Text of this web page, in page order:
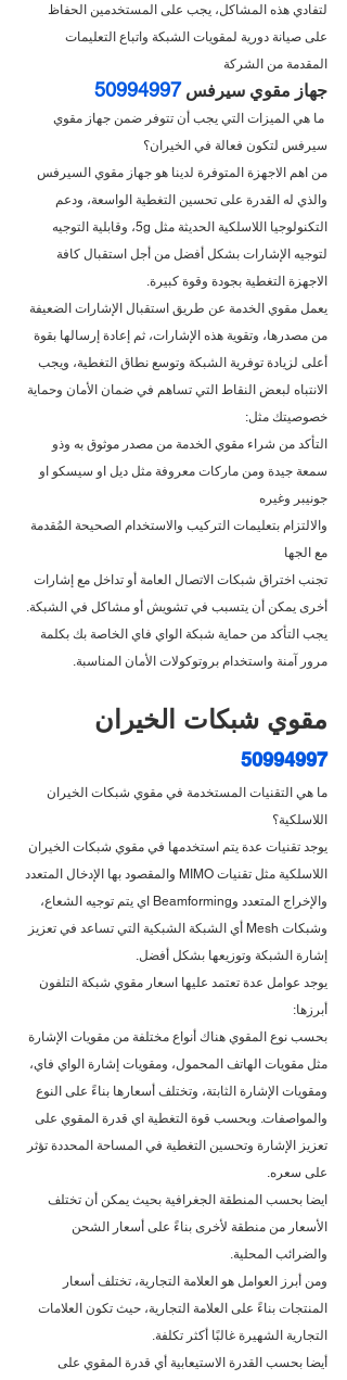
لتفادي هذه المشاكل، يجب على المستخدمين الحفاظ
على صيانة دورية لمقويات الشبكة واتباع التعليمات
المقدمة من الشركة
جهاز مقوي سيرفس 50994997
ما هي الميزات التي يجب أن تتوفر ضمن جهاز مقوي
سيرفس لتكون فعالة في الخيران؟
من اهم الاجهزة المتوفرة لدينا هو جهاز مقوي السيرفس
والذي له القدرة على تحسين التغطية الواسعة، ودعم
التكنولوجيا اللاسلكية الحديثة مثل 5g، وقابلية التوجيه
لتوجيه الإشارات بشكل أفضل من أجل استقبال كافة
الاجهزة التغطية بجودة وقوة كبيرة.
يعمل مقوي الخدمة عن طريق استقبال الإشارات الضعيفة
من مصدرها، وتقوية هذه الإشارات، ثم إعادة إرسالها بقوة
أعلى لزيادة توفرية الشبكة وتوسع نطاق التغطية، ويجب
الانتباه لبعض النقاط التي تساهم في ضمان الأمان وحماية
خصوصيتك مثل:
التأكد من شراء مقوي الخدمة من مصدر موثوق به وذو
سمعة جيدة ومن ماركات معروفة مثل ديل او سيسكو او
جونيبر وغيره
والالتزام بتعليمات التركيب والاستخدام الصحيحة المُقدمة
مع الجها
تجنب اختراق شبكات الاتصال العامة أو تداخل مع إشارات
أخرى يمكن أن يتسبب في تشويش أو مشاكل في الشبكة.
يجب التأكد من حماية شبكة الواي فاي الخاصة بك بكلمة
مرور آمنة واستخدام بروتوكولات الأمان المناسبة.
مقوي شبكات الخيران
50994997
ما هي التقنيات المستخدمة في مقوي شبكات الخيران
اللاسلكية؟
يوجد تقنيات عدة يتم استخدمها في مقوي شبكات الخيران
اللاسلكية مثل تقنيات MIMO والمقصود بها الإدخال المتعدد
والإخراج المتعدد وBeamforming اي يتم توجيه الشعاع،
وشبكات Mesh أي الشبكة الشبكية التي تساعد في تعزيز
إشارة الشبكة وتوزيعها بشكل أفضل.
يوجد عوامل عدة تعتمد عليها اسعار مقوي شبكة التلفون
أبرزها:
بحسب نوع المقوي هناك أنواع مختلفة من مقويات الإشارة
مثل مقويات الهاتف المحمول، ومقويات إشارة الواي فاي،
ومقويات الإشارة الثابتة، وتختلف أسعارها بناءً على النوع
والمواصفات. وبحسب قوة التغطية اي قدرة المقوي على
تعزيز الإشارة وتحسين التغطية في المساحة المحددة تؤثر
على سعره.
ايضا بحسب المنطقة الجغرافية بحيث يمكن أن تختلف
الأسعار من منطقة لأخرى بناءً على أسعار الشحن
والضرائب المحلية.
ومن أبرز العوامل هو العلامة التجارية، تختلف أسعار
المنتجات بناءً على العلامة التجارية، حيث تكون العلامات
التجارية الشهيرة غالبًا أكثر تكلفة.
أيضا بحسب القدرة الاستيعابية أي قدرة المقوي على